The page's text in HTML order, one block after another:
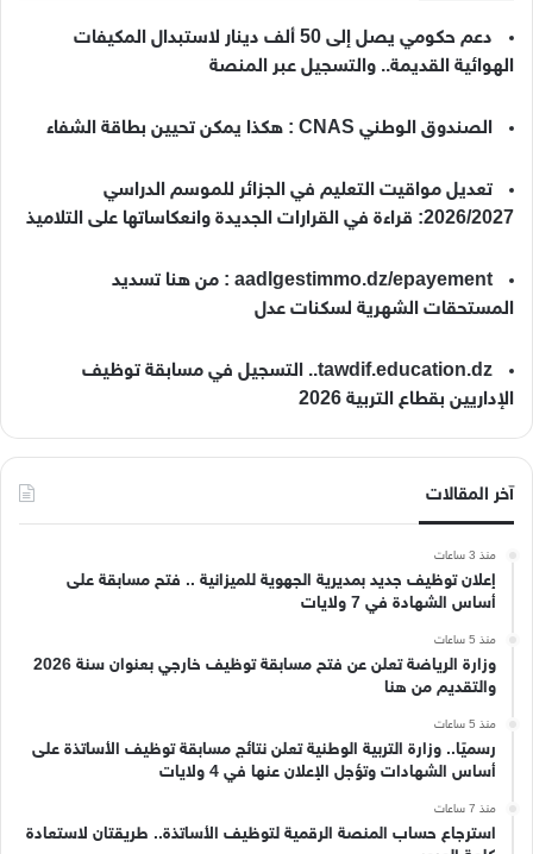
دعم حكومي يصل إلى 50 ألف دينار لاستبدال المكيفات
الهوائية القديمة.. والتسجيل عبر المنصة
الصندوق الوطني CNAS : هكذا يمكن تحيين بطاقة الشفاء
تعديل مواقيت التعليم في الجزائر للموسم الدراسي
2026/2027: قراءة في القرارات الجديدة وانعكاساتها على التلاميذ
aadlgestimmo.dz/epayement : من هنا تسديد
المستحقات الشهرية لسكنات عدل
tawdif.education.dz.. التسجيل في مسابقة توظيف
الإداريين بقطاع التربية 2026
آخر المقالات
منذ 3 ساعات
إعلان توظيف جديد بمديرية الجهوية للميزانية .. فتح مسابقة على
أساس الشهادة في 7 ولايات
منذ 5 ساعات
وزارة الرياضة تعلن عن فتح مسابقة توظيف خارجي بعنوان سنة 2026
والتقديم من هنا
منذ 5 ساعات
رسميًا.. وزارة التربية الوطنية تعلن نتائج مسابقة توظيف الأساتذة على
أساس الشهادات وتؤجل الإعلان عنها في 4 ولايات
منذ 7 ساعات
استرجاع حساب المنصة الرقمية لتوظيف الأساتذة.. طريقتان لاستعادة